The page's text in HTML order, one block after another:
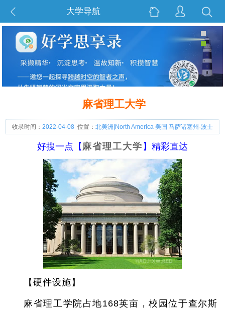
大学导航
麻省理工大学
收录时间： 2022-04-08 位置： 北美洲|North America 美国 马萨诸塞州-波士
顿|Boston
好搜一点【 麻省理工大学 】精彩直达
【硬件设施】
麻省理工学院占地168英亩，校园位于查尔斯